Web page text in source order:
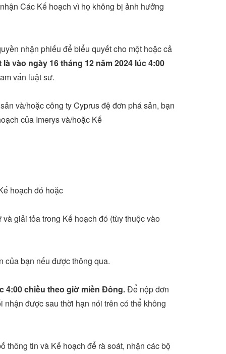
Các Kế hoạch vì họ không bị ảnh hưởng
nhận phiếu để biểu quyết cho một hoặc cả
vào ngày 16 tháng 12 năm 2024 lúc 4:00
vấn luật sư.
và/hoặc công tyCyprusđệ đơn phá sản, bạn
của Imerys và/hoặc Kế
hoạch đó hoặc
giải tỏa trong Kế hoạch đó (tùy thuộc vào
của bạn nếu được thông qua.
4:00 chiều theo giờ miền Đông.Để nộp đơn
được sau thời hạn nói trên có thể không
thông tin và Kế hoạch để rà soát, nhận các bộ